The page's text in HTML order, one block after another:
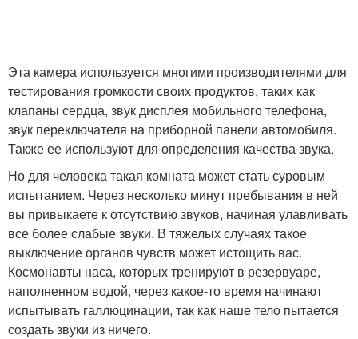
Эта камера используется многими производителями для
тестирования громкости своих продуктов, таких как
клапаны сердца, звук дисплея мобильного телефона,
звук переключателя на приборной панели автомобиля.
Также ее используют для определения качества звука.
Но для человека такая комната может стать суровым
испытанием. Через несколько минут пребывания в ней
вы привыкаете к отсутствию звуков, начиная улавливать
все более слабые звуки. В тяжелых случаях такое
выключение органов чувств может истощить вас.
Космонавты наса, которых тренируют в резервуаре,
наполненном водой, через какое-то время начинают
испытывать галлюцинации, так как наше тело пытается
создать звуки из ничего.